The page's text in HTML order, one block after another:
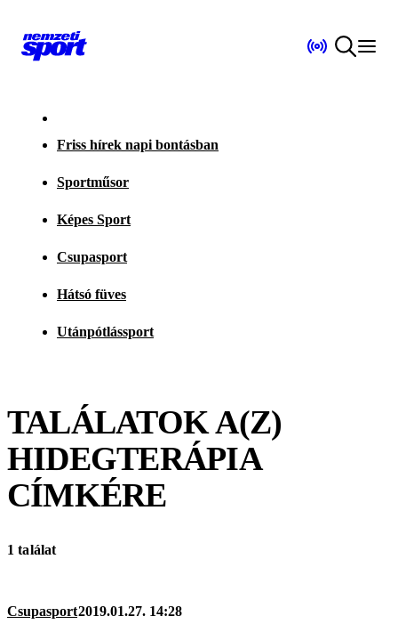
Friss hírek napi bontásban
Sportműsor
Képes Sport
Csupasport
Hátsó füves
Utánpótlássport
TALÁLATOK A(Z)
HIDEGTERÁPIA
CÍMKÉRE
1 találat
Csupasport2019.01.27. 14:28